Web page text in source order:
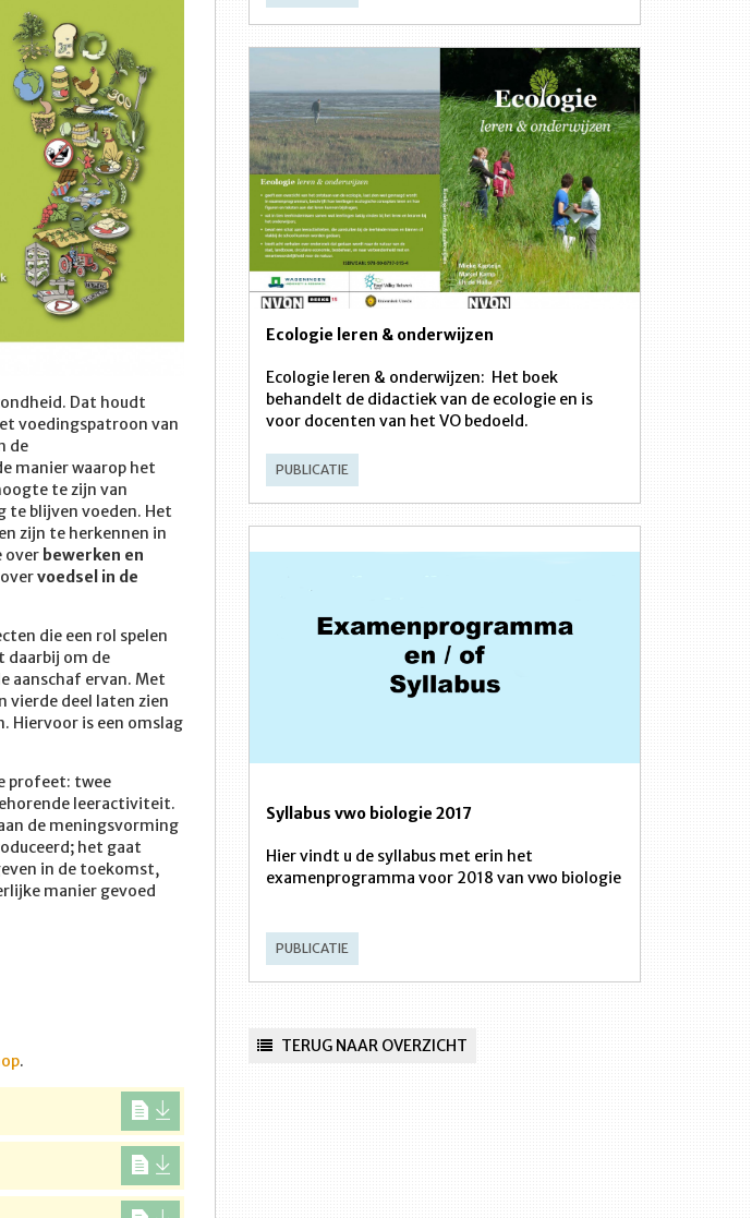
Dat houdt
voedingspatroon van
de
manier waarop het
te zijn van
te blijven voeden. Het
zijn te herkennen in
over bewerken en
voedsel in de
die een rol spelen
daarbij om de
aanschaf ervan. Met
vierde deel laten zien
Hiervoor is een omslag
profeet: twee
leeractiviteit.
de meningsvorming
het gaat
in de toekomst,
manier gevoed
.
Ecologie leren & onderwijzen
Ecologie leren & onderwijzen: Het boek
behandelt de didactiek van de ecologie en is
voor docenten van het VO bedoeld.
PUBLICATIE
Syllabus vwo biologie 2017
Hier vindt u de syllabus met erin het
examenprogramma voor 2018 van vwo biologie
PUBLICATIE
TERUG NAAR OVERZICHT